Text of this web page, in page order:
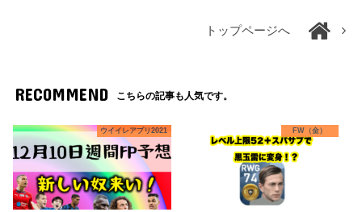
トップページへ
RECOMMEND こちらの記事も人気です。
ウイイレアプリ2021 FW（金）